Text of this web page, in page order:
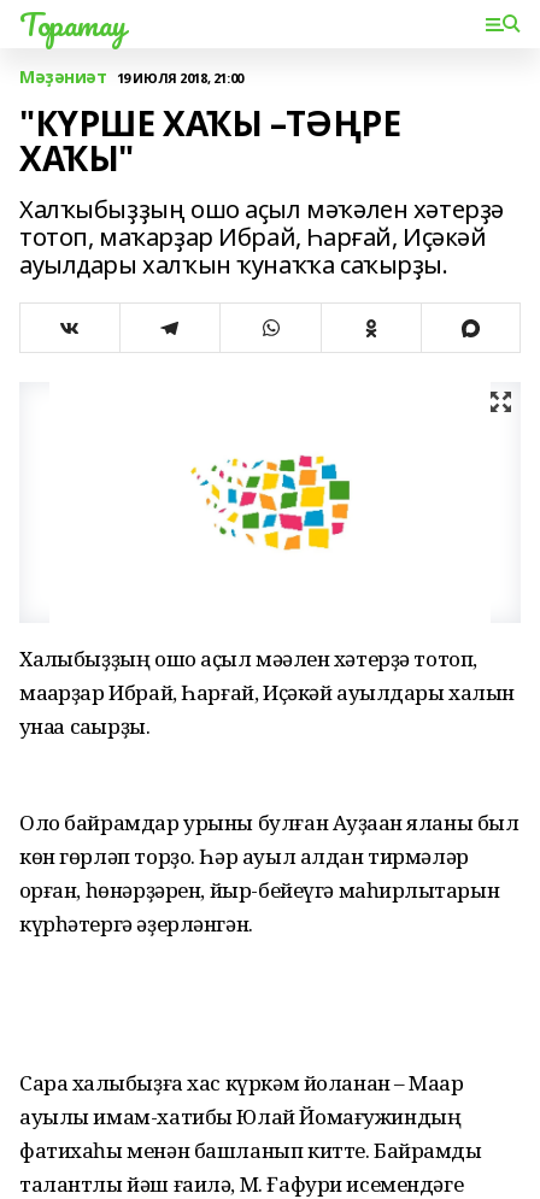
Торатау
Мәҙәниәт 19 ИЮЛЯ 2018, 21:00
"КҮРШЕ ХАҠЫ –ТӘҢРЕ
ХАҠЫ"
Халҡыбыҙҙың ошо аҫыл мәҡәлен хәтерҙә
тотоп, маҡарҙар Ибрай, Һарғай, Иҫәкәй
ауылдары халҡын ҡунаҡҡа саҡырҙы.
Халҡыбыҙҙың ошо аҫыл мәҡәлен хәтерҙә тотоп,
маҡарҙар Ибрай, Һарғай, Иҫәкәй ауылдары халҡын
ҡунаҡҡа саҡырҙы.
Оло байрамдар урыны булған Ауҙаҡан яланы был
көн гөрләп торҙо. Һәр ауыл алдан тирмәләр
ҡорған, һөнәрҙәрен, йыр-бейеүгә маһирлыҡтарын
күрһәтергә әҙерләнгән.
Сара халҡыбыҙға хас күркәм йоланан – Маҡар
ауылы имам-хатибы Юлай Йомағужиндың
фатихаһы менән башланып китте. Байрамды
талантлы йәш ғаилә, М. Ғафури исемендәге